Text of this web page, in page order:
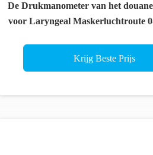
De Drukmanometer van het
voor Laryngeal Maskerluchtroute
Krijg Beste Prijs